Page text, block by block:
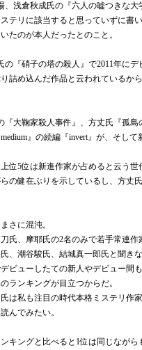
、浅倉秋成氏の『六人の嘘つきな
テリに該当すると思っていずに書
たのが本人だったとのこと。
の『硝子の塔の殺人』で2011年に
詰め込んだ作品と云われているか
『大鞠家殺人事件』、方丈氏『孤
』の続編『invert』が、そし
位5位は新進作家が占めると云う
の健在ぶりを示しているし、方丈
さに混沌。
氏、摩耶氏の2名のみで若手常連
、潮谷駿氏、結城真一郎氏と聞き
ビューしたての新人やデビュー間
ランキングが目立つからだ。
は私も注目の時代本格ミステリ作
んでみたい。
ンキングと比べると1位は同じなが